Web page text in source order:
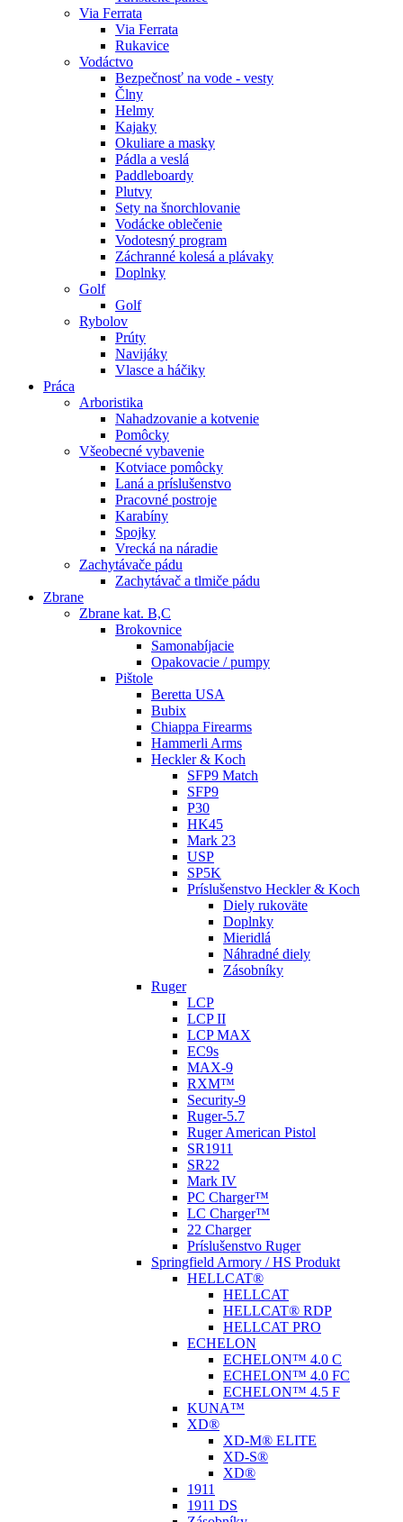
Via Ferrata
Via Ferrata
Rukavice
Vodáctvo
Bezpečnosť na vode - vesty
Člny
Helmy
Kajaky
Okuliare a masky
Pádla a veslá
Paddleboardy
Plutvy
Sety na šnorchlovanie
Vodácke oblečenie
Vodotesný program
Záchranné kolesá a plávaky
Doplnky
Golf
Golf
Rybolov
Prúty
Navijáky
Vlasce a háčiky
Práca
Arboristika
Nahadzovanie a kotvenie
Pomôcky
Všeobecné vybavenie
Kotviace pomôcky
Laná a príslušenstvo
Pracovné postroje
Karabíny
Spojky
Vrecká na náradie
Zachytávače pádu
Zachytávač a tlmiče pádu
Zbrane
Zbrane kat. B,C
Brokovnice
Samonabíjacie
Opakovacie / pumpy
Pištole
Beretta USA
Bubix
Chiappa Firearms
Hammerli Arms
Heckler & Koch
SFP9 Match
SFP9
P30
HK45
Mark 23
USP
SP5K
Príslušenstvo Heckler & Koch
Diely rukoväte
Doplnky
Mieridlá
Náhradné diely
Zásobníky
Ruger
LCP
LCP II
LCP MAX
EC9s
MAX-9
RXM™
Security-9
Ruger-5.7
Ruger American Pistol
SR1911
SR22
Mark IV
PC Charger™
LC Charger™
22 Charger
Príslušenstvo Ruger
Springfield Armory / HS Produkt
HELLCAT®
HELLCAT
HELLCAT® RDP
HELLCAT PRO
ECHELON
ECHELON™ 4.0 C
ECHELON™ 4.0 FC
ECHELON™ 4.5 F
KUNA™
XD®
XD-M® ELITE
XD-S®
XD®
1911
1911 DS